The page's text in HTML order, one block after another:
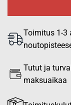
Toimitus 1-3
Tutut ja
maksuaikaa